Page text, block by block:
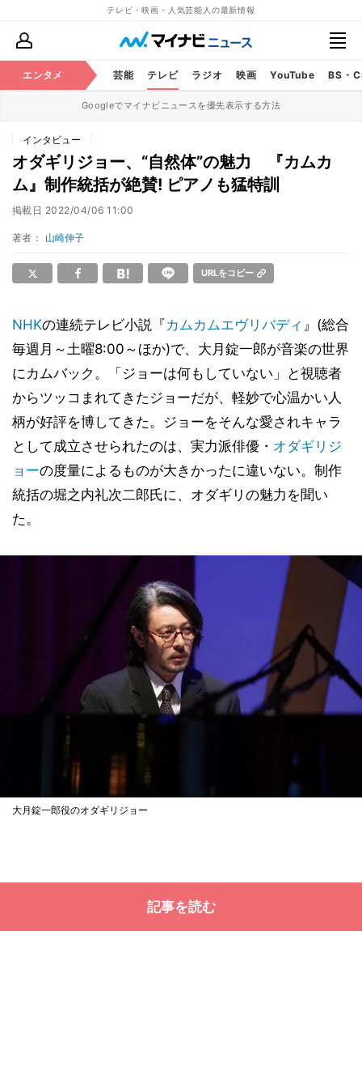
テレビ・映画・人気芸能人の最新情報
エンタメ 芸能 テレビ ラジオ 映画 YouTube BS・
Googleでマイナビニュースを優先表示する方法
インタビュー
オダギリジョー、“自然体”の魅力 『カムカ
ム』制作統括が絶賛! ピアノも猛特訓
掲載日 2022/04/06 11:00
著者： 山崎伸子
URLをコピー
NHKの連続テレビ小説『カムカムエヴリバディ 』(総合
毎週月～土曜8:00～ほか)で、大月錠一郎が音楽の世界
にカムバック。「ジョーは何もしていない」と視聴者
からツッコまれてきたジョーだが、軽妙で心温かい人
柄が好評を博してきた。ジョーをそんな愛されキャラ
として成立させられたのは、実力派俳優・ オダギリジ
ョーの度量によるものが大きかったに違いない。制作
統括の堀之内礼次二郎氏に、オダギリの魅力を聞い
た。
大月錠一郎役のオダギリジョー
記事を読む